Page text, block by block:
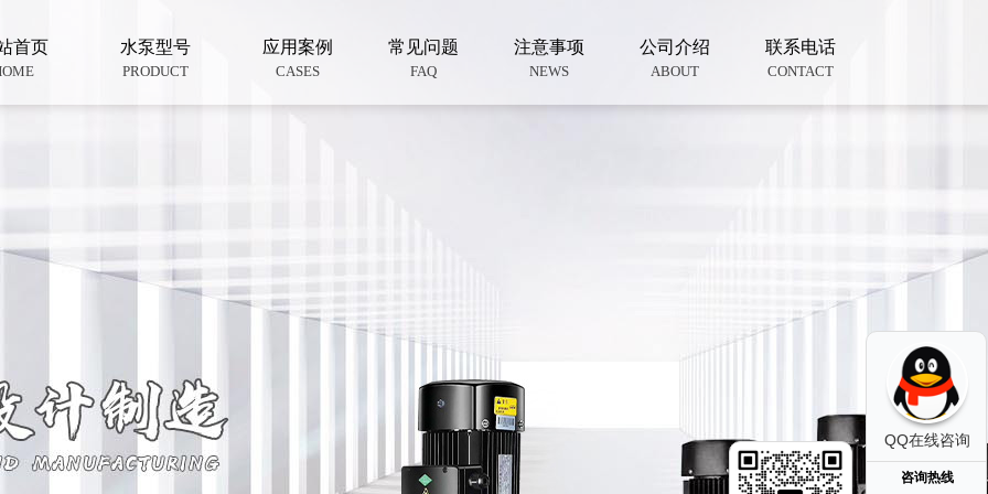
首页 水泵型号
PRODUCT
锅炉给水泵
液下泵
电厂专用泵
应用案例
CASES
常见问题
FAQ
注意事项
NEWS
公司介绍
ABOUT
联系电话
CONTACT
QQ在线咨询
咨询热线